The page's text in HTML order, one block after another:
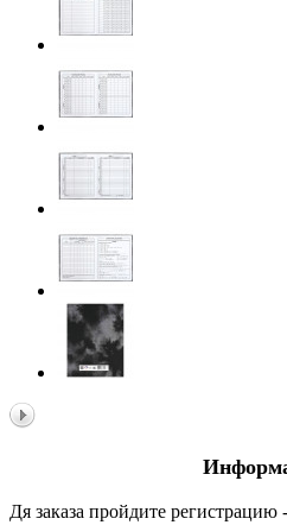
Дя заказа пройдите регистрацию -